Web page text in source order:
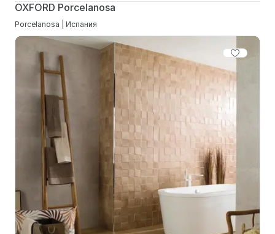
OXFORD Porcelanosa
Porcelanosa | Испания